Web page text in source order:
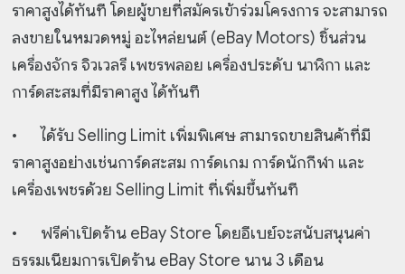
ราคาสูงได้ทันที โดยผู้ขายที่สมัครเข้าร่วมโครงการ จะสามารถ
ลงขายในหมวดหมู่ อะไหล่ยนต์ (eBay Motors) ชิ้นส่วน
เครื่องจักร จิวเวลรี เพชรพลอย เครื่องประดับ นาฬิกา และ
การ์ดสะสมที่มีราคาสูง ได้ทันที
•
ได้รับ Selling Limit เพิ่มพิเศษ สามารถขายสินค้าที่มี
ราคาสูงอย่างเช่นการ์ดสะสม การ์ดเกม การ์ดนักกีฬา และ
เครื่องเพชรด้วย Selling Limit ที่เพิ่มขึ้นทันที
•
ฟรีค่าเปิดร้าน eBay Store โดยอีเบย์จะสนับสนุนค่า
ธรรมเนียมการเปิดร้าน eBay Store นาน 3 เดือน